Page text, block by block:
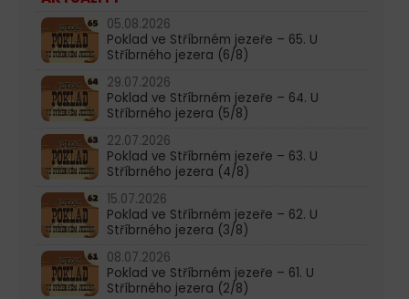
05.08.2026
Poklad ve Stříbrném jezeře – 65. U
Stříbrného jezera (6/8)
29.07.2026
Poklad ve Stříbrném jezeře – 64. U
Stříbrného jezera (5/8)
22.07.2026
Poklad ve Stříbrném jezeře – 63. U
Stříbrného jezera (4/8)
15.07.2026
Poklad ve Stříbrném jezeře – 62. U
Stříbrného jezera (3/8)
08.07.2026
Poklad ve Stříbrném jezeře – 61. U
Stříbrného jezera (2/8)